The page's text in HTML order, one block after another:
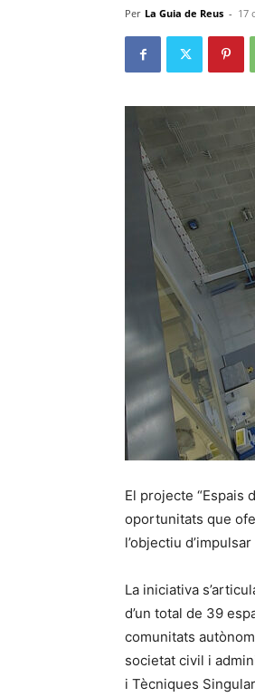
Per La Guia de Reus - 17
El projecte “Espais
oportunitats que
l’objectiu
La iniciativa
d’un total de 39
comunitats
societat civil i
i Tècniques